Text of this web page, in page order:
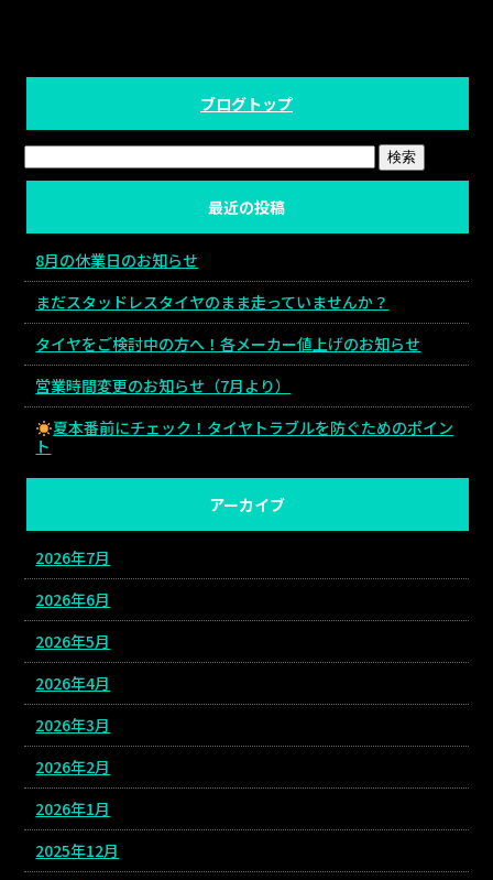
ブログトップ
最近の投稿
8月の休業日のお知らせ
まだスタッドレスタイヤのまま走っていませんか？
タイヤをご検討中の方へ！各メーカー値上げのお知らせ
営業時間変更のお知らせ（7月より）
夏本番前にチェック！タイヤトラブルを防ぐためのポイン
ト
アーカイブ
2026年7月
2026年6月
2026年5月
2026年4月
2026年3月
2026年2月
2026年1月
2025年12月